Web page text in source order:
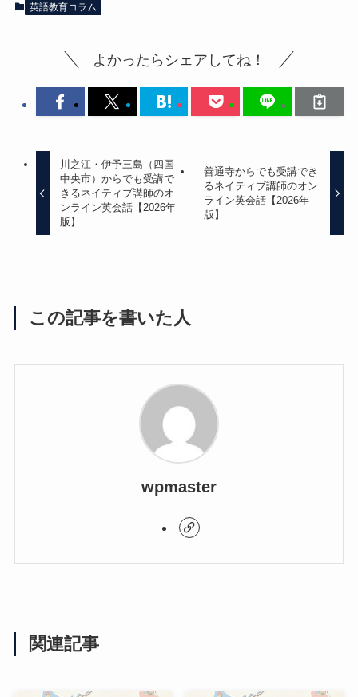
英語教育コラム
よかったらシェアしてね！
川之江・伊予三島（四国
中央市）からでも受講で
きるネイティブ講師のオ
ンライン英会話【2026年
版】
善通寺からでも受講でき
るネイティブ講師のオン
ライン英会話【2026年
版】
この記事を書いた人
wpmaster
関連記事